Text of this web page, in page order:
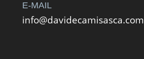
E-MAIL
info@davidecamisasca.com